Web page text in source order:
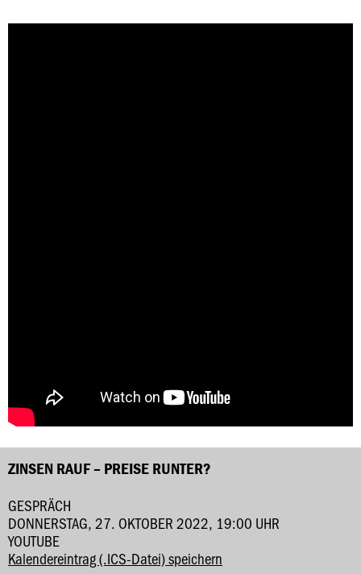
ZINSEN RAUF – PREISE RUNTER?
GESPRÄCH
DONNERSTAG, 27. OKTOBER 2022, 19:00 UHR
YOUTUBE
Kalendereintrag (.ICS-Datei) speichern